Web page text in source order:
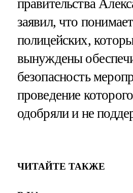
правительства
заявил, что
полицейских,
вынуждены
безопасность
проведение
одобряли и не
ЧИТАЙТЕ ТАКЖЕ